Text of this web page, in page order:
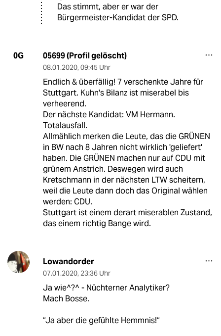
Das stimmt, aber er war der
Bürgermeister-Kandidat der SPD.
0G 05699 (Profil gelöscht)
08.01.2020, 09:45 Uhr
Endlich & überfällig! 7 verschenkte Jahre für
Stuttgart. Kuhn's Bilanz ist miserabel bis
verheerend.
Der nächste Kandidat: VM Hermann.
Totalausfall.
Allmählich merken die Leute, das die GRÜNEN
in BW nach 8 Jahren nicht wirklich 'geliefert'
haben. Die GRÜNEN machen nur auf CDU mit
grünem Anstrich. Deswegen wird auch
Kretschmann in der nächsten LTW scheitern,
weil die Leute dann doch das Original wählen
werden: CDU.
Stuttgart ist einem derart miserablen Zustand,
das einem richtig Bange wird.
Lowandorder
07.01.2020, 23:36 Uhr
Ja wie^?^ - Nüchterner Analytiker?
Mach Bosse.
“Ja aber die gefühlte Hemmnis!“